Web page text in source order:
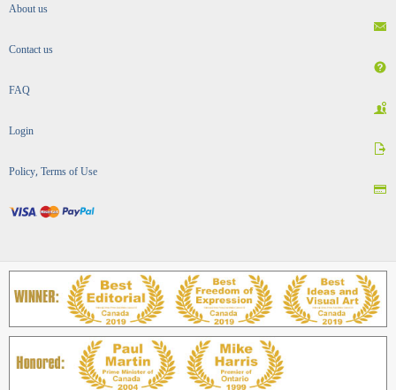
About us
Contact us
FAQ
Login
Policy, Terms of Use